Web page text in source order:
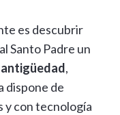
es descubrir
Santo Padre un
,
dispone de
y con tecnología